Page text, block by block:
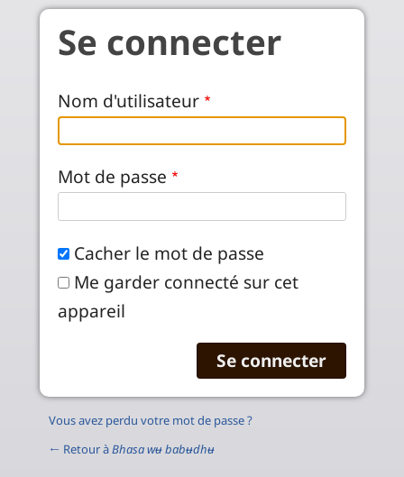
Aller au contenu principal
Se connecter
Nom d'utilisateur
Mot de passe
Cacher le mot de passe
Me garder connecté sur cet
appareil
Vous avez perdu votre mot de passe ?
← Retour àBhasa wʉ babʉdhʉ